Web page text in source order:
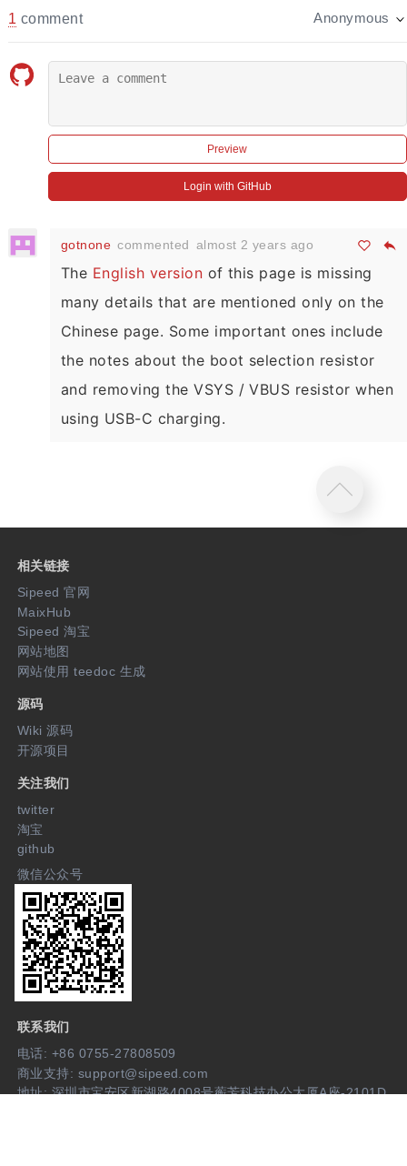
1 comment Anonymous
Preview
Login with GitHub
gotnone commented almost 2 years ago
The English version of this page is missing
many details that are mentioned only on the
Chinese page. Some important ones include
the notes about the boot selection resistor
and removing the VSYS / VBUS resistor when
using USB-C charging.
相关链接
Sipeed 官网
MaixHub
Sipeed 淘宝
网站地图
网站使用 teedoc 生成
源码
Wiki 源码
开源项目
关注我们
twitter
淘宝
github
微信公众号
联系我们
电话: +86 0755-27808509
商业支持: support@sipeed.com
地址: 深圳市宝安区新湖路4008号蘅芳科技办公大厦A座-2101D